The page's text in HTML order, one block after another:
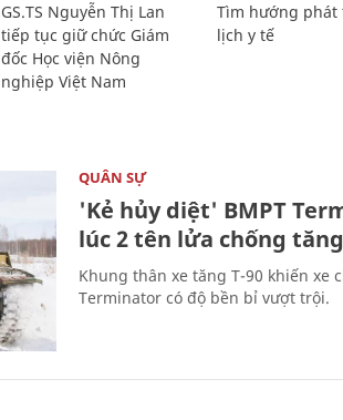
GS.TS Nguyễn Thị Lan
tiếp tục giữ chức Giám
đốc Học viện Nông
nghiệp Việt Nam
Tìm hướng phát
lịch y tế
QUÂN SỰ
'Kẻ hủy diệt' BMPT
lúc 2 tên lửa chống tăng
Khung thân xe tăng T-90 khiến xe
Terminator có độ bền bỉ vượt trội.